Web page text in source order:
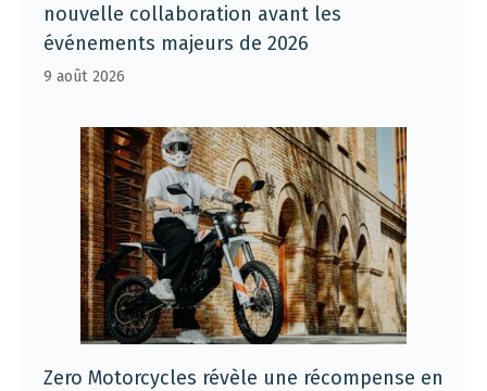
nouvelle collaboration avant les
événements majeurs de 2026
9 août 2026
Zero Motorcycles révèle une récompense en